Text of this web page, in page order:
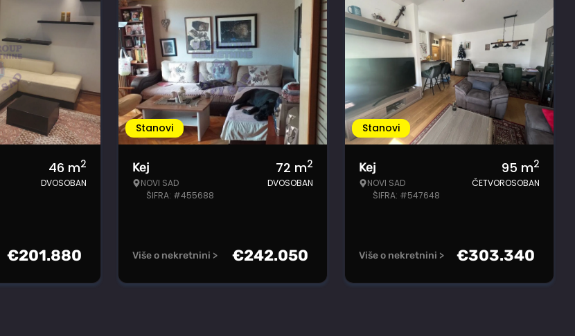
46 m2
DVOSOBAN
€201.880
Stanovi
Kej
NOVI SAD
ŠIFRA: #455688
72 m2
DVOSOBAN
Više o nekretnini > €242.050
Stanovi
Kej
NOVI SAD
ŠIFRA: #547648
95 m2
ČETVOROSOBAN
Više o nekretnini > €303.340